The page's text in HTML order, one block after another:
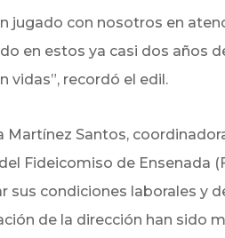
jugado con nosotros en
en estos ya casi dos años
vidas”, recordó el edil.
Martínez Santos,
Fideicomiso de Ensenada
sus condiciones laborales y
de la dirección han sido